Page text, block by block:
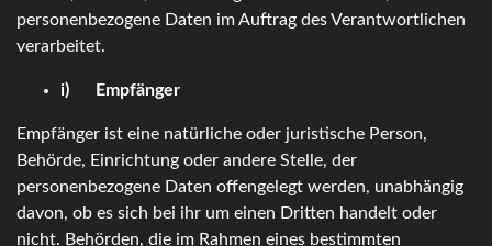
personenbezogene Daten im Auftrag des Verantwortlichen
verarbeitet.
i) Empfänger
Empfänger ist eine natürliche oder juristische Person,
Behörde, Einrichtung oder andere Stelle, der
personenbezogene Daten offengelegt werden, unabhängig
davon, ob es sich bei ihr um einen Dritten handelt oder
nicht. Behörden, die im Rahmen eines bestimmten